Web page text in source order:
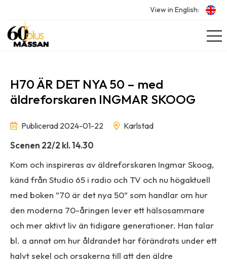
View in English:
H70 ÄR DET NYA 50 – med
äldreforskaren INGMAR SKOOG
Publicerad 2024-01-22 Karlstad
Scenen 22/2 kl. 14.30
Kom och inspireras av äldreforskaren Ingmar Skoog,
känd från Studio 65 i radio och TV och nu högaktuell
med boken ”70 är det nya 50” som handlar om hur
den moderna 70-åringen lever ett hälsosammare
och mer aktivt liv än tidigare generationer. Han talar
bl. a annat om hur åldrandet har förändrats under ett
halvt sekel och orsakerna till att den äldre